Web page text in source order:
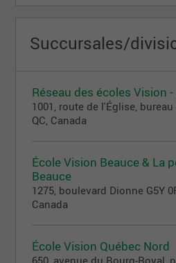
Établissement
Vision de la maternelle à la 6ᵉ
services de garde aux
détiennent un permis du
du ministère de l’Éducation,
de la Fédération des
d’enseignement privés du
Succursales/
Réseau des écoles Vision
1001, route de l'Église, bureau
QC, Canada
École Vision Beauce & La
Beauce
1275, boulevard Dionne G5Y
Canada
École Vision Québec Nord
650, avenue du Bourg-Royal,